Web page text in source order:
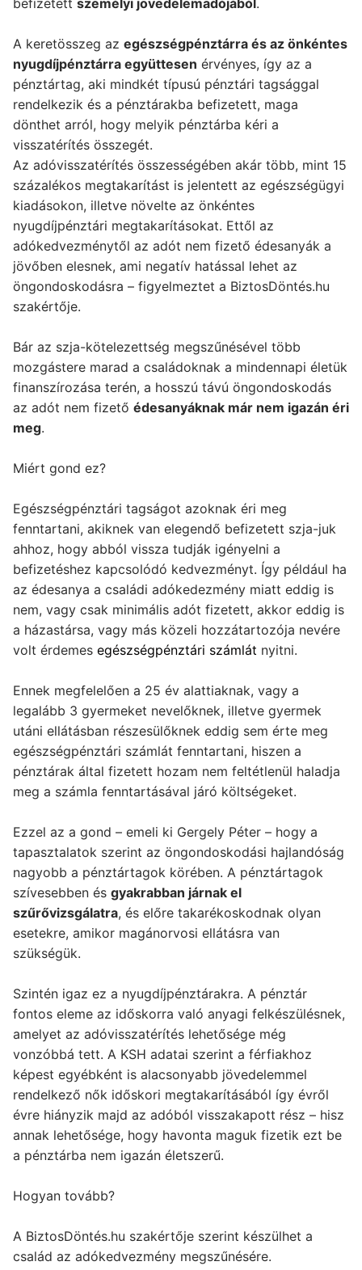
A keretösszeg az egészségpénztárra és az önkéntes
nyugdíjpénztárra együttesen érvényes, így az a
pénztártag, aki mindkét típusú pénztári tagsággal
rendelkezik és a pénztárakba befizetett, maga
dönthet arról, hogy melyik pénztárba kéri a
visszatérítés összegét.
Az adóvisszatérítés összességében akár több, mint 15
százalékos megtakarítást is jelentett az egészségügyi
kiadásokon, illetve növelte az önkéntes
nyugdíjpénztári megtakarításokat. Ettől az
adókedvezménytől az adót nem fizető édesanyák a
jövőben elesnek, ami negatív hatással lehet az
öngondoskodásra – figyelmeztet a BiztosDöntés.hu
szakértője.
Bár az szja-kötelezettség megszűnésével több
mozgástere marad a családoknak a mindennapi életük
finanszírozása terén, a hosszú távú öngondoskodás
az adót nem fizető édesanyáknak már nem igazán éri
meg.
Miért gond ez?
Egészségpénztári tagságot azoknak éri meg
fenntartani, akiknek van elegendő befizetett szja-juk
ahhoz, hogy abból vissza tudják igényelni a
befizetéshez kapcsolódó kedvezményt. Így például ha
az édesanya a családi adókedezmény miatt eddig is
nem, vagy csak minimális adót fizetett, akkor eddig is
a házastársa, vagy más közeli hozzátartozója nevére
volt érdemes egészségpénztári számlát nyitni.
Ennek megfelelően a 25 év alattiaknak, vagy a
legalább 3 gyermeket nevelőknek, illetve gyermek
utáni ellátásban részesülőknek eddig sem érte meg
egészségpénztári számlát fenntartani, hiszen a
pénztárak által fizetett hozam nem feltétlenül haladja
meg a számla fenntartásával járó költségeket.
Ezzel az a gond – emeli ki Gergely Péter – hogy a
tapasztalatok szerint az öngondoskodási hajlandóság
nagyobb a pénztártagok körében. A pénztártagok
szívesebben és gyakrabban járnak el
szűrővizsgálatra, és előre takarékoskodnak olyan
esetekre, amikor magánorvosi ellátásra van
szükségük.
Szintén igaz ez a nyugdíjpénztárakra. A pénztár
fontos eleme az időskorra való anyagi felkészülésnek,
amelyet az adóvisszatérítés lehetősége még
vonzóbbá tett. A KSH adatai szerint a férfiakhoz
képest egyébként is alacsonyabb jövedelemmel
rendelkező nők időskori megtakarításából így évről
évre hiányzik majd az adóból visszakapott rész – hisz
annak lehetősége, hogy havonta maguk fizetik ezt be
a pénztárba nem igazán életszerű.
Hogyan tovább?
A BiztosDöntés.hu szakértője szerint készülhet a
család az adókedvezmény megszűnésére.